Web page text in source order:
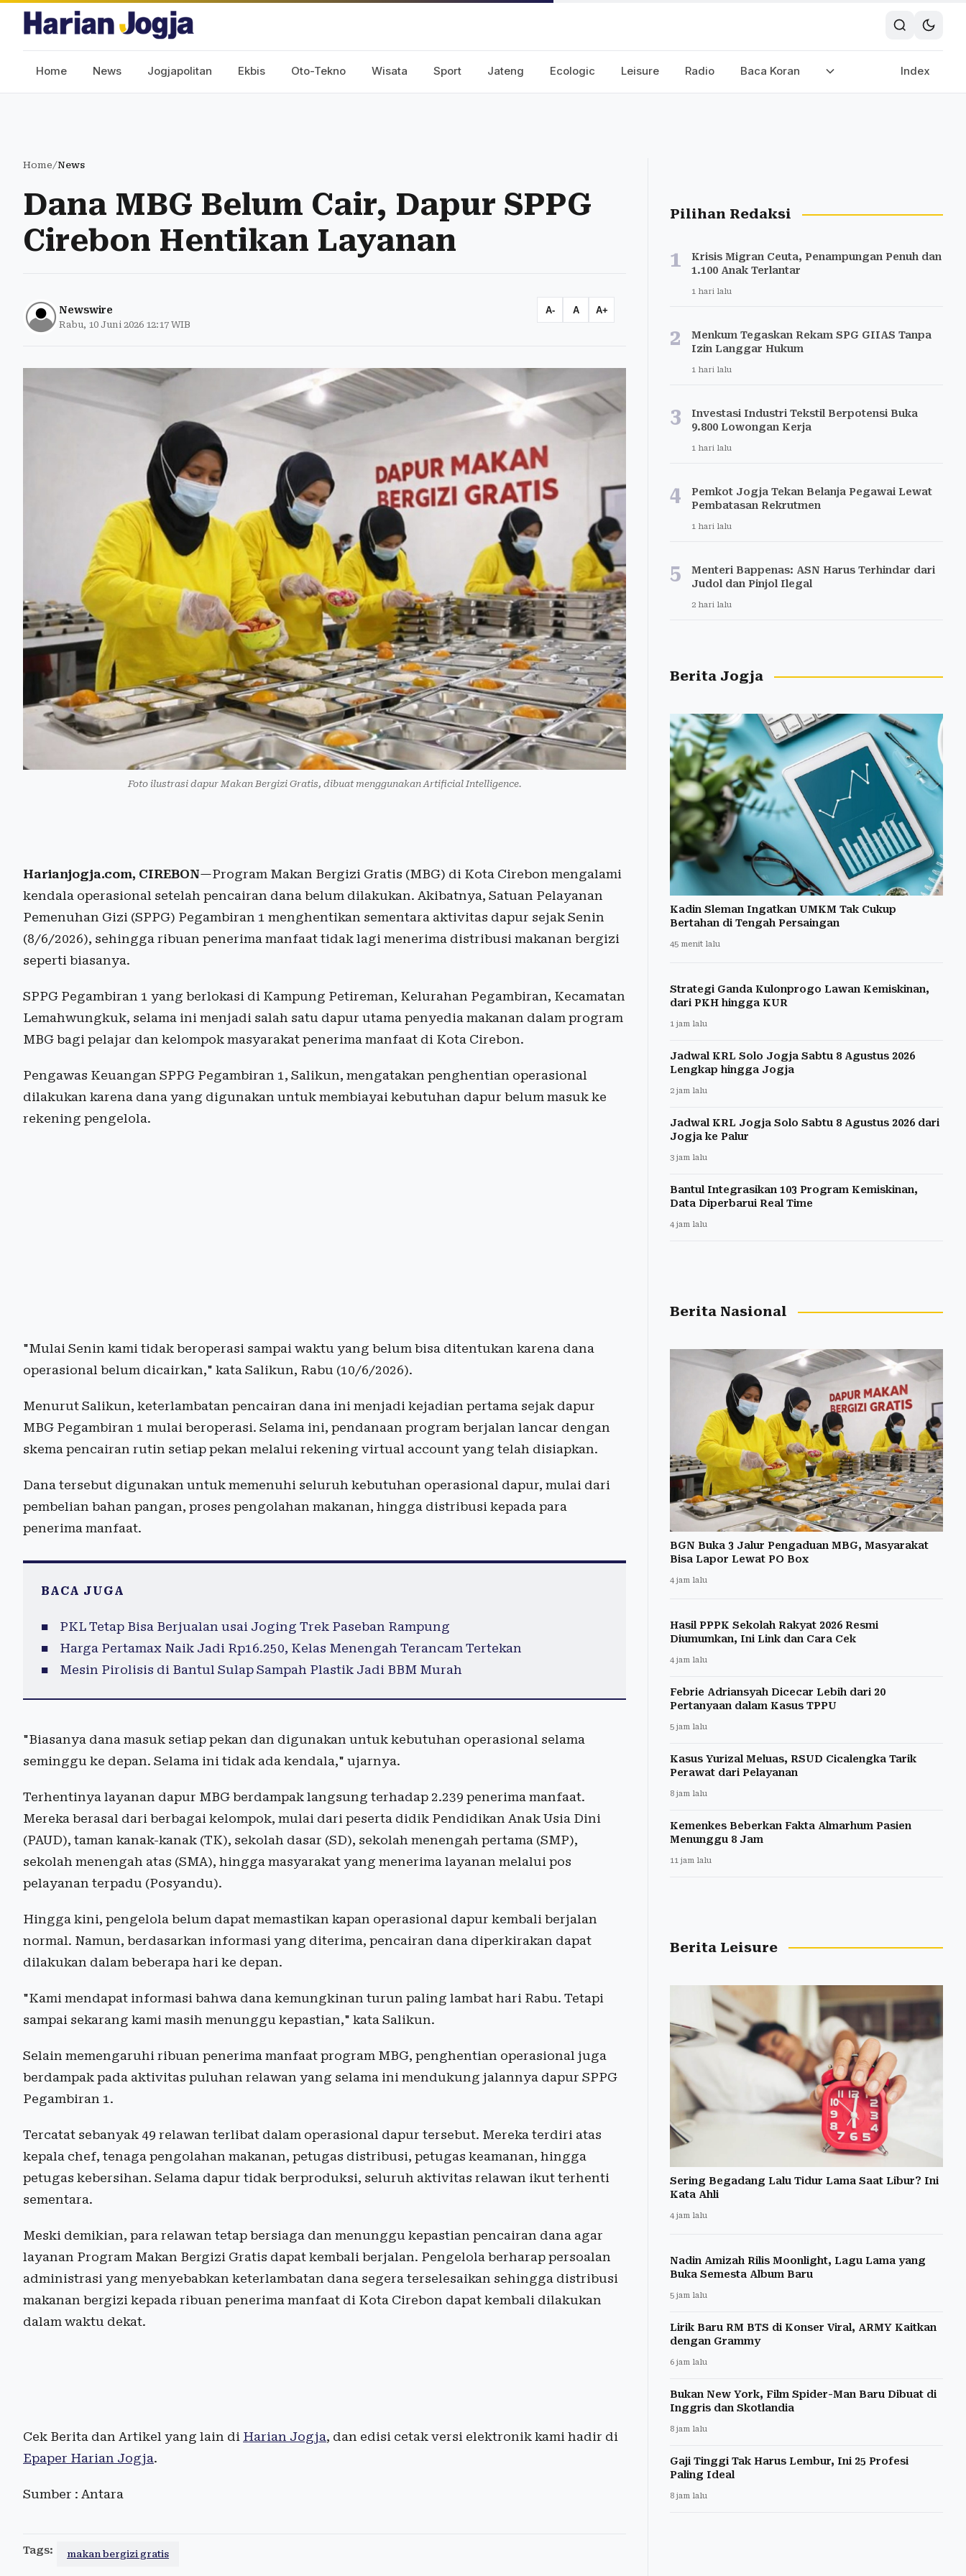
Home News Jogjapolitan Ekbis Oto-Tekno Wisata Sport Jateng Ecologic Leisure Radio Baca Koran Index
Home/News
Dana MBG Belum Cair, Dapur SPPG
Cirebon Hentikan Layanan
Newswire
Rabu, 10 Juni 2026 12:17 WIB
A- A A+
Foto ilustrasi dapur Makan Bergizi Gratis, dibuat menggunakan Artificial Intelligence.
Harianjogja.com, CIREBON—Program Makan Bergizi Gratis (MBG) di Kota Cirebon mengalami
kendala operasional setelah pencairan dana belum dilakukan. Akibatnya, Satuan Pelayanan
Pemenuhan Gizi (SPPG) Pegambiran 1 menghentikan sementara aktivitas dapur sejak Senin
(8/6/2026), sehingga ribuan penerima manfaat tidak lagi menerima distribusi makanan bergizi
seperti biasanya.
SPPG Pegambiran 1 yang berlokasi di Kampung Petireman, Kelurahan Pegambiran, Kecamatan
Lemahwungkuk, selama ini menjadi salah satu dapur utama penyedia makanan dalam program
MBG bagi pelajar dan kelompok masyarakat penerima manfaat di Kota Cirebon.
Pengawas Keuangan SPPG Pegambiran 1, Salikun, mengatakan penghentian operasional
dilakukan karena dana yang digunakan untuk membiayai kebutuhan dapur belum masuk ke
rekening pengelola.
"Mulai Senin kami tidak beroperasi sampai waktu yang belum bisa ditentukan karena dana
operasional belum dicairkan," kata Salikun, Rabu (10/6/2026).
Menurut Salikun, keterlambatan pencairan dana ini menjadi kejadian pertama sejak dapur
MBG Pegambiran 1 mulai beroperasi. Selama ini, pendanaan program berjalan lancar dengan
skema pencairan rutin setiap pekan melalui rekening virtual account yang telah disiapkan.
Dana tersebut digunakan untuk memenuhi seluruh kebutuhan operasional dapur, mulai dari
pembelian bahan pangan, proses pengolahan makanan, hingga distribusi kepada para
penerima manfaat.
BACA JUGA
PKL Tetap Bisa Berjualan usai Joging Trek Paseban Rampung
Harga Pertamax Naik Jadi Rp16.250, Kelas Menengah Terancam Tertekan
Mesin Pirolisis di Bantul Sulap Sampah Plastik Jadi BBM Murah
"Biasanya dana masuk setiap pekan dan digunakan untuk kebutuhan operasional selama
seminggu ke depan. Selama ini tidak ada kendala," ujarnya.
Terhentinya layanan dapur MBG berdampak langsung terhadap 2.239 penerima manfaat.
Mereka berasal dari berbagai kelompok, mulai dari peserta didik Pendidikan Anak Usia Dini
(PAUD), taman kanak-kanak (TK), sekolah dasar (SD), sekolah menengah pertama (SMP),
sekolah menengah atas (SMA), hingga masyarakat yang menerima layanan melalui pos
pelayanan terpadu (Posyandu).
Hingga kini, pengelola belum dapat memastikan kapan operasional dapur kembali berjalan
normal. Namun, berdasarkan informasi yang diterima, pencairan dana diperkirakan dapat
dilakukan dalam beberapa hari ke depan.
"Kami mendapat informasi bahwa dana kemungkinan turun paling lambat hari Rabu. Tetapi
sampai sekarang kami masih menunggu kepastian," kata Salikun.
Selain memengaruhi ribuan penerima manfaat program MBG, penghentian operasional juga
berdampak pada aktivitas puluhan relawan yang selama ini mendukung jalannya dapur SPPG
Pegambiran 1.
Tercatat sebanyak 49 relawan terlibat dalam operasional dapur tersebut. Mereka terdiri atas
kepala chef, tenaga pengolahan makanan, petugas distribusi, petugas keamanan, hingga
petugas kebersihan. Selama dapur tidak berproduksi, seluruh aktivitas relawan ikut terhenti
sementara.
Meski demikian, para relawan tetap bersiaga dan menunggu kepastian pencairan dana agar
layanan Program Makan Bergizi Gratis dapat kembali berjalan. Pengelola berharap persoalan
administrasi yang menyebabkan keterlambatan dana segera terselesaikan sehingga distribusi
makanan bergizi kepada ribuan penerima manfaat di Kota Cirebon dapat kembali dilakukan
dalam waktu dekat.
Cek Berita dan Artikel yang lain di Harian Jogja, dan edisi cetak versi elektronik kami hadir di
Epaper Harian Jogja.
Sumber : Antara
Tags: makan bergizi gratis
Pilihan Redaksi
1
Krisis Migran Ceuta, Penampungan Penuh dan
1.100 Anak Terlantar
1 hari lalu
2
Menkum Tegaskan Rekam SPG GIIAS Tanpa
Izin Langgar Hukum
1 hari lalu
3
Investasi Industri Tekstil Berpotensi Buka
9.800 Lowongan Kerja
1 hari lalu
4
Pemkot Jogja Tekan Belanja Pegawai Lewat
Pembatasan Rekrutmen
1 hari lalu
5
Menteri Bappenas: ASN Harus Terhindar dari
Judol dan Pinjol Ilegal
2 hari lalu
Berita Jogja
Kadin Sleman Ingatkan UMKM Tak Cukup
Bertahan di Tengah Persaingan
45 menit lalu
Strategi Ganda Kulonprogo Lawan Kemiskinan,
dari PKH hingga KUR
1 jam lalu
Jadwal KRL Solo Jogja Sabtu 8 Agustus 2026
Lengkap hingga Jogja
2 jam lalu
Jadwal KRL Jogja Solo Sabtu 8 Agustus 2026 dari
Jogja ke Palur
3 jam lalu
Bantul Integrasikan 103 Program Kemiskinan,
Data Diperbarui Real Time
4 jam lalu
Berita Nasional
BGN Buka 3 Jalur Pengaduan MBG, Masyarakat
Bisa Lapor Lewat PO Box
4 jam lalu
Hasil PPPK Sekolah Rakyat 2026 Resmi
Diumumkan, Ini Link dan Cara Cek
4 jam lalu
Febrie Adriansyah Dicecar Lebih dari 20
Pertanyaan dalam Kasus TPPU
5 jam lalu
Kasus Yurizal Meluas, RSUD Cicalengka Tarik
Perawat dari Pelayanan
8 jam lalu
Kemenkes Beberkan Fakta Almarhum Pasien
Menunggu 8 Jam
11 jam lalu
Berita Leisure
Sering Begadang Lalu Tidur Lama Saat Libur? Ini
Kata Ahli
4 jam lalu
Nadin Amizah Rilis Moonlight, Lagu Lama yang
Buka Semesta Album Baru
5 jam lalu
Lirik Baru RM BTS di Konser Viral, ARMY Kaitkan
dengan Grammy
6 jam lalu
Bukan New York, Film Spider-Man Baru Dibuat di
Inggris dan Skotlandia
8 jam lalu
Gaji Tinggi Tak Harus Lembur, Ini 25 Profesi
Paling Ideal
8 jam lalu